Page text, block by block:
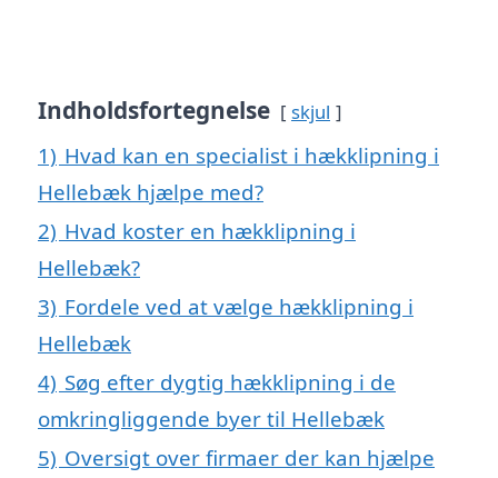
Indholdsfortegnelse skjul
1) Hvad kan en specialist i hækklipning i
Hellebæk hjælpe med?
2) Hvad koster en hækklipning i
Hellebæk?
3) Fordele ved at vælge hækklipning i
Hellebæk
4) Søg efter dygtig hækklipning i de
omkringliggende byer til Hellebæk
5) Oversigt over firmaer der kan hjælpe